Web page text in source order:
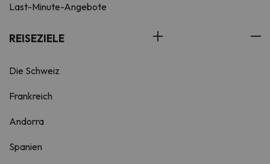
Last-Minute-Angebote
REISEZIELE
Die Schweiz
Frankreich
Andorra
Spanien